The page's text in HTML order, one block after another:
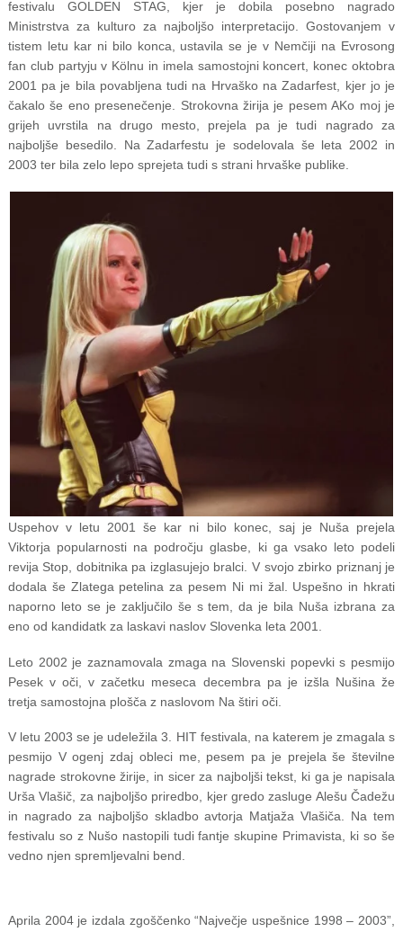
festivalu GOLDEN STAG, kjer je dobila posebno nagrado
Ministrstva za kulturo za najboljšo interpretacijo. Gostovanjem v
tistem letu kar ni bilo konca, ustavila se je v Nemčiji na Evrosong
fan club partyju v Kölnu in imela samostojni koncert, konec oktobra
2001 pa je bila povabljena tudi na Hrvaško na Zadarfest, kjer jo je
čakalo še eno presenečenje. Strokovna žirija je pesem AKo moj je
grijeh uvrstila na drugo mesto, prejela pa je tudi nagrado za
najboljše besedilo. Na Zadarfestu je sodelovala še leta 2002 in
2003 ter bila zelo lepo sprejeta tudi s strani hrvaške publike.
Uspehov v letu 2001 še kar ni bilo konec, saj je Nuša prejela
Viktorja popularnosti na področju glasbe, ki ga vsako leto podeli
revija Stop, dobitnika pa izglasujejo bralci. V svojo zbirko priznanj je
dodala še Zlatega petelina za pesem Ni mi žal. Uspešno in hkrati
naporno leto se je zaključilo še s tem, da je bila Nuša izbrana za
eno od kandidatk za laskavi naslov Slovenka leta 2001.
Leto 2002 je zaznamovala zmaga na Slovenski popevki s pesmijo
Pesek v oči, v začetku meseca decembra pa je izšla Nušina že
tretja samostojna plošča z naslovom Na štiri oči.
V letu 2003 se je udeležila 3. HIT festivala, na katerem je zmagala s
pesmijo V ogenj zdaj obleci me, pesem pa je prejela še številne
nagrade strokovne žirije, in sicer za najboljši tekst, ki ga je napisala
Urša Vlašič, za najboljšo priredbo, kjer gredo zasluge Alešu Čadežu
in nagrado za najboljšo skladbo avtorja Matjaža Vlašiča. Na tem
festivalu so z Nušo nastopili tudi fantje skupine Primavista, ki so še
vedno njen spremljevalni bend.
Aprila 2004 je izdala zgoščenko “Največje uspešnice 1998 – 2003”,